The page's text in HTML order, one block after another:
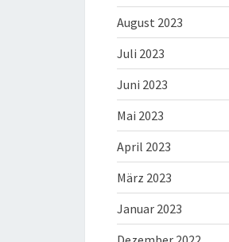
August 2023
Juli 2023
Juni 2023
Mai 2023
April 2023
März 2023
Januar 2023